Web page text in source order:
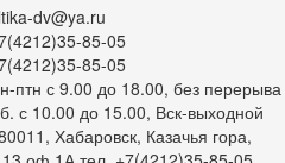
dv@ya.ru
85-05
85-05
птн с 9.00 до 18.00, без перерыва
с 10.00 до 15.00, Вск-выходной
Хабаровск, Казачья гора,